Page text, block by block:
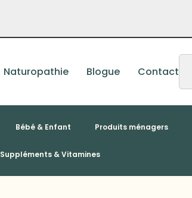
Naturopathie Blogue Contact
Bébé & Enfant Produits ménagers
Suppléments & Vitamines